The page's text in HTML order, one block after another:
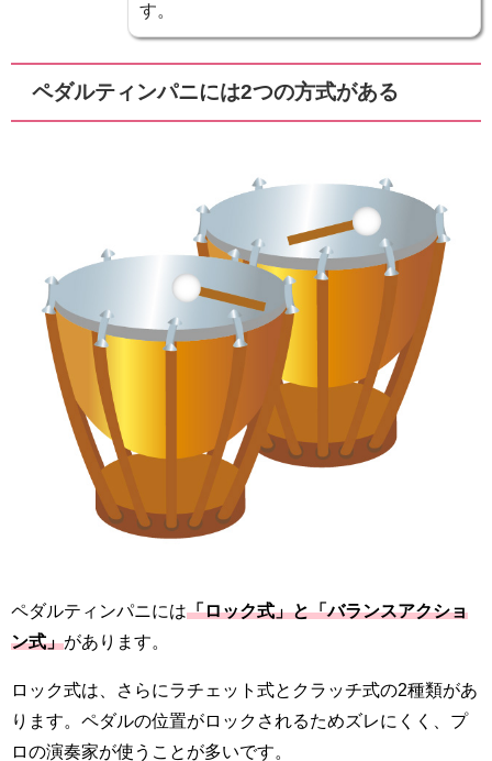
す。
ペダルティンパニには2つの方式がある
ペダルティンパニには「ロック式」と「バランスアクショ
ン式」があります。
ロック式は、さらにラチェット式とクラッチ式の2種類があ
ります。ペダルの位置がロックされるためズレにくく、プ
ロの演奏家が使うことが多いです。